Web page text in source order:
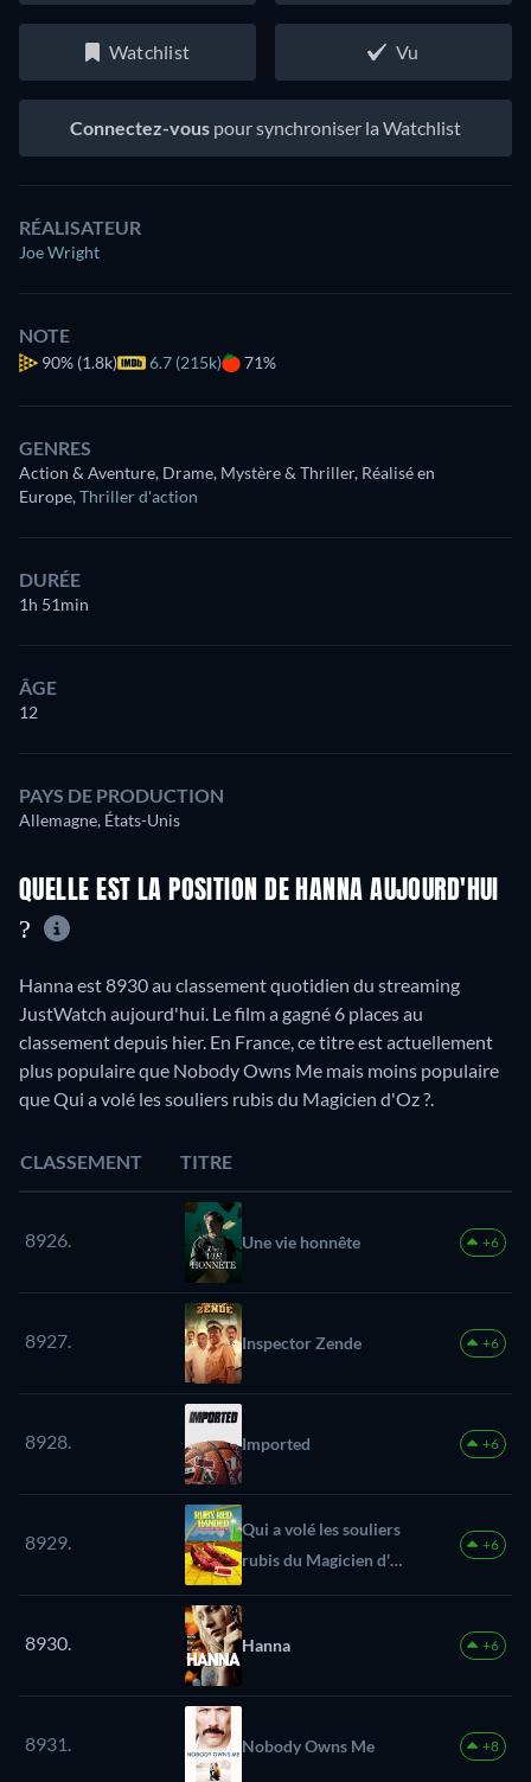
Watchlist Vu
Connectez-vous pour synchroniser la Watchlist
RÉALISATEUR
Joe Wright
NOTE
90% (1.8k) 6.7 (215k) 71%
GENRES
Action & Aventure, Drame, Mystère & Thriller, Réalisé en
Europe,Thriller d'action
DURÉE
1h 51min
ÂGE
12
PAYS DE PRODUCTION
Allemagne, États-Unis
QUELLE EST LA POSITION DE HANNA AUJOURD'HUI
?
Hanna est 8930 au classement quotidien du streaming
JustWatch aujourd'hui. Le film a gagné 6 places au
classement depuis hier. En France, ce titre est actuellement
plus populaire que Nobody Owns Me mais moins populaire
que Qui a volé les souliers rubis du Magicien d'Oz ?.
CLASSEMENT TITRE
8926. Une vie honnête +6
8927. Inspector Zende +6
8928. Imported +6
8929.
Qui a volé les souliers
rubis du Magicien d'Oz
?
+6
8930. Hanna +6
8931. Nobody Owns Me +8